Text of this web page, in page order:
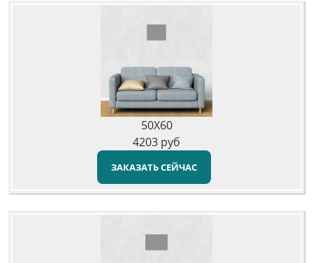
50X60
4203 руб
ЗАКАЗАТЬ СЕЙЧАС